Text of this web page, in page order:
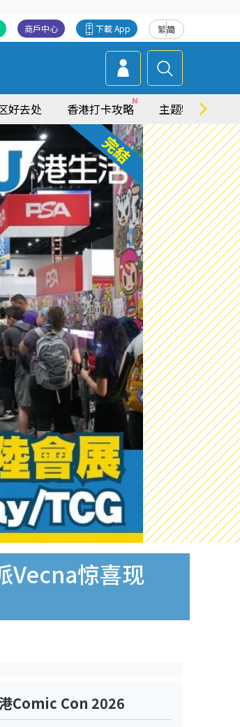
繁简
下載 App
商戶中心
好去处 香港打卡攻略 主题特集
Vecna惊喜现
Comic Con 2026